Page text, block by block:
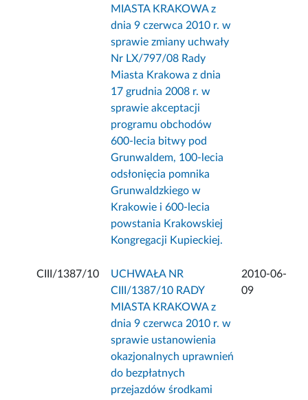
MIASTA KRAKOWA z
dnia 9 czerwca 2010 r. w
sprawie zmiany uchwały
Nr LX/797/08 Rady
Miasta Krakowa z dnia
17 grudnia 2008 r. w
sprawie akceptacji
programu obchodów
600-lecia bitwy pod
Grunwaldem, 100-lecia
odsłonięcia pomnika
Grunwaldzkiego w
Krakowie i 600-lecia
powstania Krakowskiej
Kongregacji Kupieckiej.
CIII/1387/10
UCHWAŁA NR
CIII/1387/10 RADY
MIASTA KRAKOWA z
dnia 9 czerwca 2010 r. w
sprawie ustanowienia
okazjonalnych uprawnień
do bezpłatnych
przejazdów środkami
2010-06-
09